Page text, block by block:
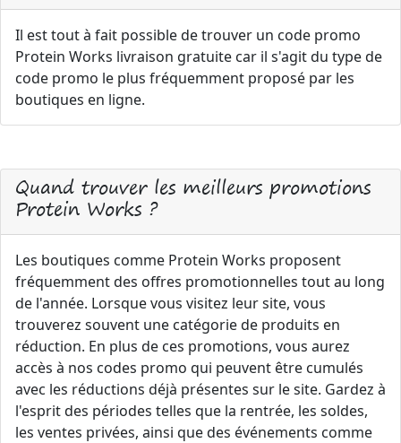
Il est tout à fait possible de trouver un code promo
Protein Works livraison gratuite car il s'agit du type de
code promo le plus fréquemment proposé par les
boutiques en ligne.
Quand trouver les meilleurs promotions
Protein Works ?
Les boutiques comme Protein Works proposent
fréquemment des offres promotionnelles tout au long
de l'année. Lorsque vous visitez leur site, vous
trouverez souvent une catégorie de produits en
réduction. En plus de ces promotions, vous aurez
accès à nos codes promo qui peuvent être cumulés
avec les réductions déjà présentes sur le site. Gardez à
l'esprit des périodes telles que la rentrée, les soldes,
les ventes privées, ainsi que des événements comme